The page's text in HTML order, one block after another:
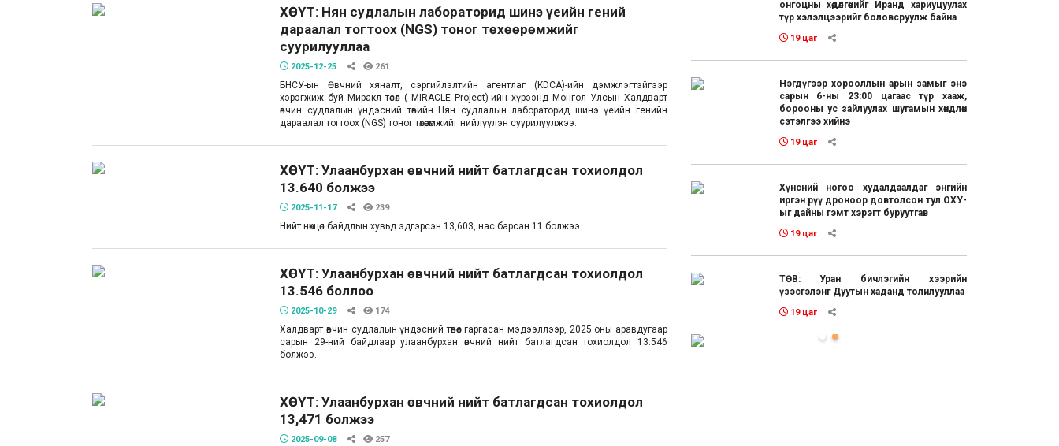
ХӨСҮТ: Нян судлалын лабораторид шинэ үеийн гений
дараалал тогтоох (NGS) тоног төхөөрөмжийг
суурилууллаа
2025-12-25 261
БНСУ-ын Өвчний хяналт, сэргийлэлтийн агентлаг (KDCA)-ийн дэмжлэгтэйгээр
хэрэгжиж буй Миракл төсөл ( MIRACLE Project)-ийн хүрээнд Монгол Улсын Халдварт
өвчин судлалын үндэсний төвийн Нян судлалын лабораторид шинэ үеийн генийн
дараалал тогтоох (NGS) тоног төхөөрөмжийг нийлүүлэн суурилуулжээ.
ХӨСҮТ: Улаанбурхан өвчний нийт батлагдсан тохиолдол
13.640 болжээ
2025-11-17 239
Нийт нөхцөл байдлын хувьд эдгэрсэн 13,603, нас барсан 11 болжээ.
ХӨСҮТ: Улаанбурхан өвчний нийт батлагдсан тохиолдол
13.546 боллоо
2025-10-29 174
Халдварт өвчин судлалын үндэсний төвөөс гаргасан мэдээллээр, 2025 оны аравдугаар
сарын 29-ний байдлаар улаанбурхан өвчний нийт батлагдсан тохиолдол 13.546
болжээ.
ХӨСҮТ: Улаанбурхан өвчний нийт батлагдсан тохиолдол
13,471 болжээ
2025-09-08 257
онгоцны хөдөлгөөнийг Иранд хариуцуулах
түр хэлэлцээрийг боловсруулж байна
19 цаг
Нэгдүгээр хорооллын арын замыг энэ
сарын 6-ны 23:00 цагаас түр хааж,
борооны ус зайлуулах шугамын хөндлөн
сэтэлгээ хийнэ
19 цаг
Хүнсний ногоо худалдаалдаг энгийн
иргэн рүү дроноор довтолсон тул ОХУ-
ыг дайны гэмт хэрэгт буруутгав
19 цаг
ТӨВ: Уран бичлэгийн хээрийн
үзэсгэлэнг Дуутын хаданд толилууллаа
19 цаг